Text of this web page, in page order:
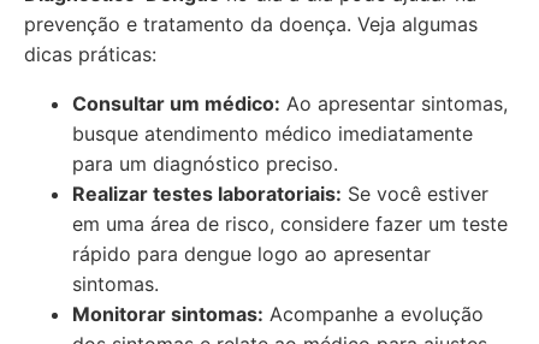
prevenção e tratamento da doença. Veja algumas
dicas práticas:
Consultar um médico: Ao apresentar sintomas,
busque atendimento médico imediatamente
para um diagnóstico preciso.
Realizar testes laboratoriais: Se você estiver
em uma área de risco, considere fazer um teste
rápido para dengue logo ao apresentar
sintomas.
Monitorar sintomas: Acompanhe a evolução